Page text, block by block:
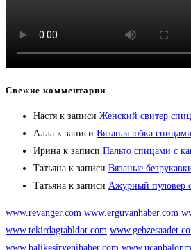
Свежие комментарии
Настя к записи Женский свитер
Алла к записи Вязаная юбка
Ирина к записи Пальто спицами с
Татьяна к записи Вязаные
Татьяна к записи Ажурный пуловер
www.revanger.com www.erguvanhaber.com
www.tekirdagtabldot.com
www.balikesiryenihaber.com